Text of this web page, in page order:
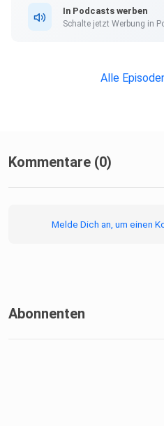
In Podcasts werben
Schalte jetzt Werbung in
Alle
Kommentare (0)
Melde Dich an, um einen
Abonnenten